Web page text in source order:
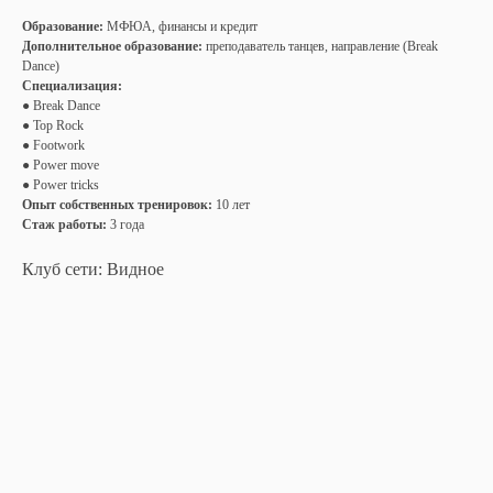
Образование: МФЮА, финансы и кредит
Дополнительное образование: преподаватель танцев, направление (Break
Dance)
Специализация:
● Break Dance
● Top Rock
● Footwork
● Power move
● Power tricks
Опыт собственных тренировок: 10 лет
Стаж работы: 3 года
Клуб сети: Видное